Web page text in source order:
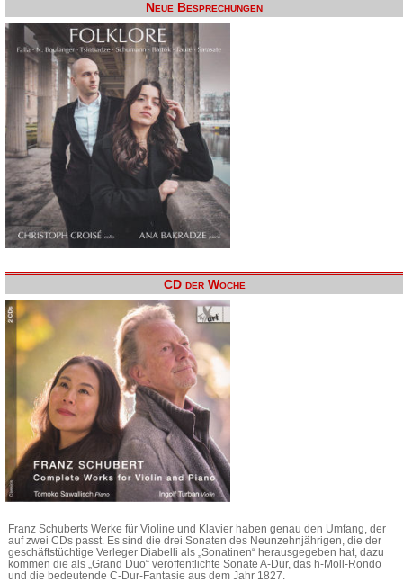
Neue Besprechungen
CD der Woche
Franz Schuberts Werke für Violine und Klavier haben genau den Umfang, der
auf zwei CDs passt. Es sind die drei Sonaten des Neunzehnjährigen, die der
geschäftstüchtige Verleger Diabelli als „Sonatinen“ herausgegeben hat, dazu
kommen die als „Grand Duo“ veröffentlichte Sonate A-Dur, das h-Moll-Rondo
und die bedeutende C-Dur-Fantasie aus dem Jahr 1827.